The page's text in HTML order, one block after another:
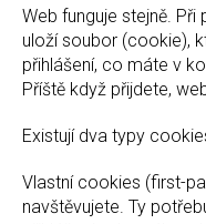
Web funguje stejně.
uloží soubor (cookie),
přihlášení, co máte v
Příště když přijdete,
Existují dva typy
Vlastní cookies (first-
navštěvujete. Ty